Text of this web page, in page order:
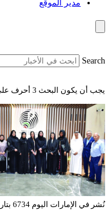
مدير الموقع
أن يكون البحث 3 أحرف على الأقل
فيالإمارات اليوم 6734 بتاريخ